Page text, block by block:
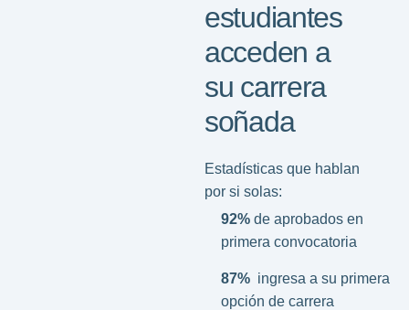
estudiantes
acceden a
su carrera
soñada
Estadísticas que hablan
por si solas:
92%de aprobados en
primera convocatoria
87% ingresa a su primera
opción de carrera